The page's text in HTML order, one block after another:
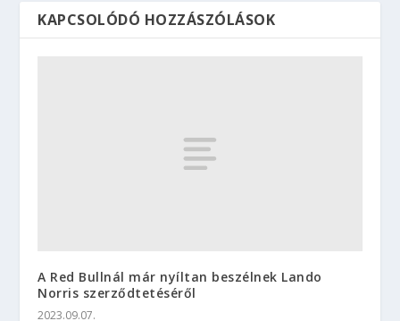
KAPCSOLÓDÓ HOZZÁSZÓLÁSOK
A Red Bullnál már nyíltan beszélnek Lando
Norris szerződtetéséről
2023.09.07.